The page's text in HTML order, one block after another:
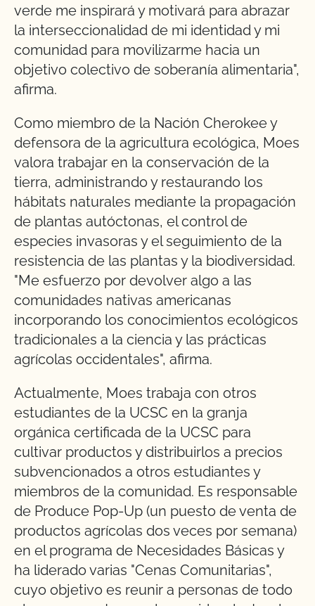
verde me inspirará y motivará para abrazar
la interseccionalidad de mi identidad y mi
comunidad para movilizarme hacia un
objetivo colectivo de soberanía alimentaria",
afirma.
Como miembro de la Nación Cherokee y
defensora de la agricultura ecológica, Moes
valora trabajar en la conservación de la
tierra, administrando y restaurando los
hábitats naturales mediante la propagación
de plantas autóctonas, el control de
especies invasoras y el seguimiento de la
resistencia de las plantas y la biodiversidad.
"Me esfuerzo por devolver algo a las
comunidades nativas americanas
incorporando los conocimientos ecológicos
tradicionales a la ciencia y las prácticas
agrícolas occidentales", afirma.
Actualmente, Moes trabaja con otros
estudiantes de la UCSC en la granja
orgánica certificada de la UCSC para
cultivar productos y distribuirlos a precios
subvencionados a otros estudiantes y
miembros de la comunidad. Es responsable
de Produce Pop-Up (un puesto de venta de
productos agrícolas dos veces por semana)
en el programa de Necesidades Básicas y
ha liderado varias "Cenas Comunitarias",
cuyo objetivo es reunir a personas de todo